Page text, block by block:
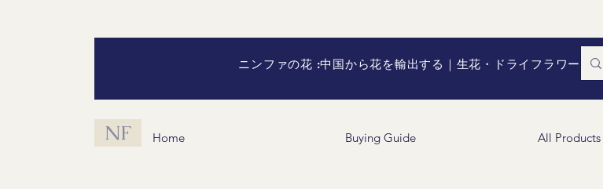
ニンファの花 :中国から花を輸出する｜生花・ドライフラワー
NF Home Buying Guide All Products